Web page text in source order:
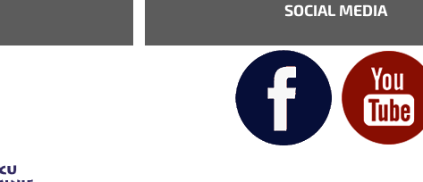
SOCIAL MEDIA